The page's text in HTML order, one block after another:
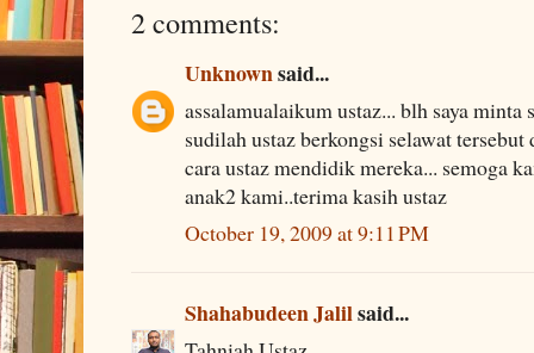
2 comments:
Unknownsaid...
assalamualaikum ustaz... blh saya minta
sudilah ustaz berkongsi selawat
cara ustaz mendidik mereka... semoga
anak2 kami..terima kasih ustaz
October 19, 2009 at 9:11 PM
Shahabudeen Jalilsaid...